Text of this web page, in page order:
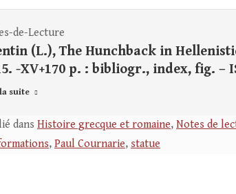
de-Lecture
(L.), The Hunchback in
-XV+170 p. : bibliogr., index, fig. –
suite
dans Histoire grecque et romaine, Notes de
, Paul Cournarie, statue